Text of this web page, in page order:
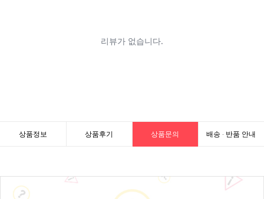
상품정보 상품후기 상품문의 배송 · 반품 안내